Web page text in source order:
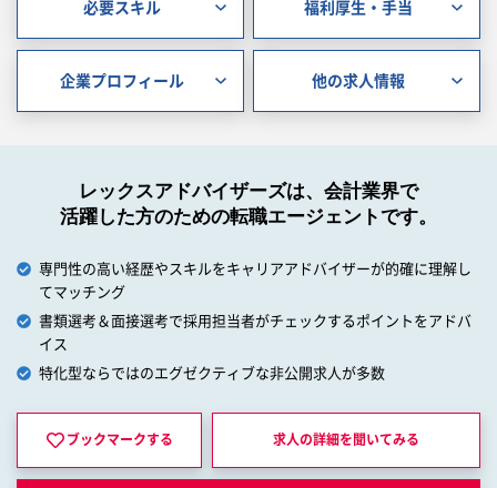
必要スキル 福利厚生・手当
企業プロフィール 他の求人情報
レックスアドバイザーズは、会計業界で
活躍した方のための転職エージェントです。
専門性の高い経歴やスキルをキャリアアドバイザーが的確に理解し
てマッチング
書類選考＆面接選考で採用担当者がチェックするポイントをアドバ
イス
特化型ならではのエグゼクティブな非公開求人が多数
ブックマークする 求人の詳細を聞いてみる